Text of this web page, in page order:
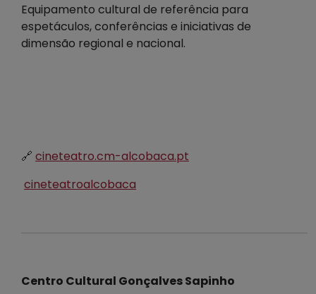
Equipamento cultural de referência para
espetáculos, conferências e iniciativas de
dimensão regional e nacional.
🔗 cineteatro.cm-alcobaca.pt
cineteatroalcobaca
Centro Cultural Gonçalves Sapinho